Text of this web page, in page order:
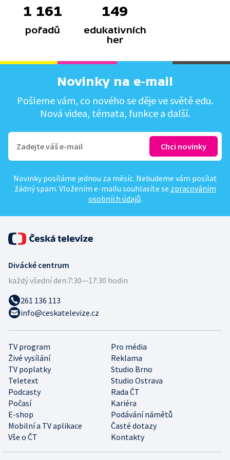
1 161
pořadů
149
edukativních
her
Novinky na e-mail
Pošleme vám, co nového se děje ve světě edu.
Nová videa, témata, funkce a další.
Novinky posíláme jednou za měsíc. Nebudeme vám posílat
žádný spam. Vložením e-mailu souhlasíte se zpracováním
osobních údajů.